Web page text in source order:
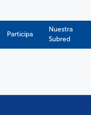
Participa
Nuestra
Subred